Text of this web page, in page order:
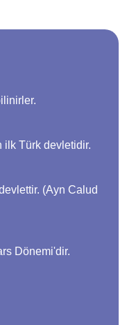
ilk Türk devletidir.
(Ayn Calud
Dönemi'dir.